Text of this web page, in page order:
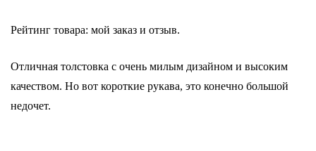
Рейтинг товара: мой заказ и отзыв.
Отличная толстовка с очень милым дизайном и высоким
качеством. Но вот короткие рукава, это конечно большой
недочет.